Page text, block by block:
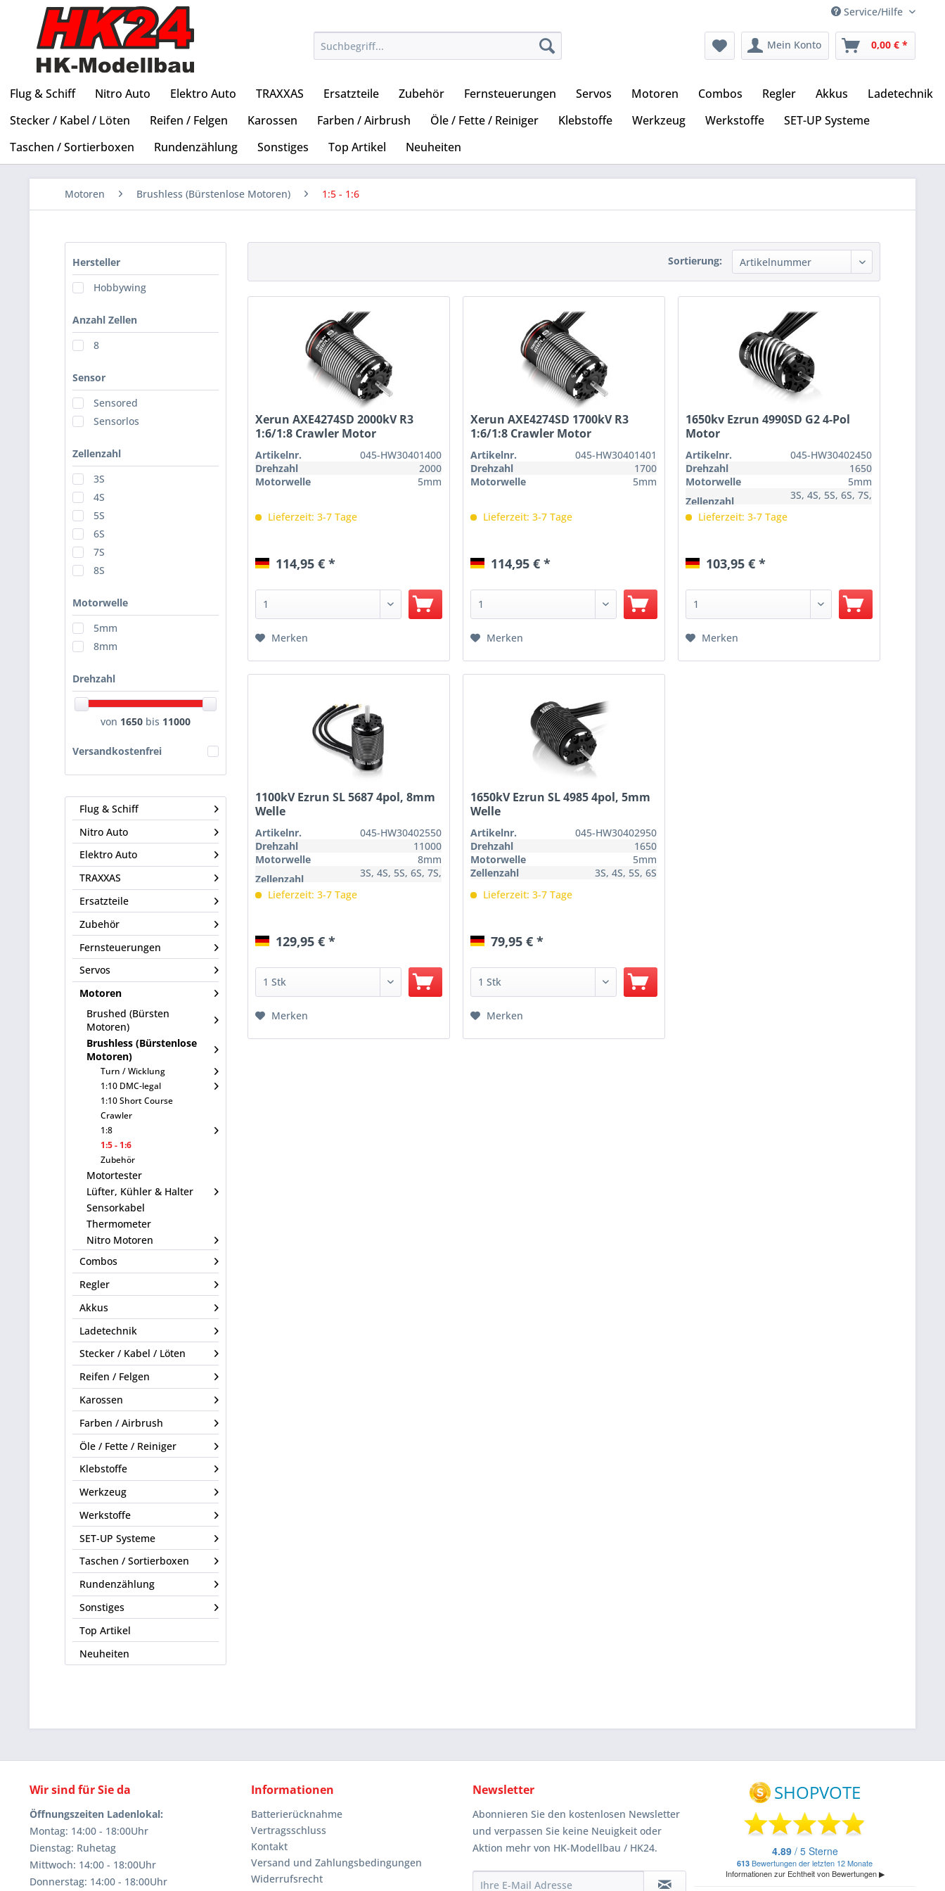
Service/Hilfe
Mein Konto 0,00 € *
Flug & Schiff Nitro Auto Elektro Auto TRAXXAS Ersatzteile Zubehör Fernsteuerungen Servos Motoren Combos Regler Akkus
Ladetechnik
Stecker / Kabel / Löten
Reifen / Felgen Karossen Farben / Airbrush Öle / Fette / Reiniger Klebstoffe Werkzeug Werkstoffe
SET-UP Systeme
Taschen / Sortierboxen
Rundenzählung Sonstiges Top Artikel Neuheiten
Motoren Brushless (Bürstenlose Motoren) 1:5 - 1:6
Hersteller
Hobbywing
Anzahl Zellen
8
Sensor
Sensored
Sensorlos
Zellenzahl
3S
4S
5S
6S
7S
8S
Motorwelle
5mm
8mm
Drehzahl
von 1650 bis 11000
Versandkostenfrei
Flug & Schiff
Nitro Auto
Elektro Auto
TRAXXAS
Ersatzteile
Zubehör
Fernsteuerungen
Servos
Motoren
Brushed (Bürsten
Motoren)
Brushless (Bürstenlose
Motoren)
Turn / Wicklung
1:10 DMC-legal
1:10 Short Course
Crawler
1:8
1:5 - 1:6
Zubehör
Motortester
Lüfter, Kühler & Halter
Sensorkabel
Thermometer
Nitro Motoren
Combos
Regler
Akkus
Ladetechnik
Stecker / Kabel / Löten
Reifen / Felgen
Karossen
Farben / Airbrush
Öle / Fette / Reiniger
Klebstoffe
Werkzeug
Werkstoffe
SET-UP Systeme
Taschen / Sortierboxen
Rundenzählung
Sonstiges
Top Artikel
Neuheiten
Sortierung:
Xerun AXE4274SD 2000kV R3
1:6/1:8 Crawler Motor
Artikelnr.
045-HW30401400
Drehzahl
2000
Motorwelle
5mm
Lieferzeit: 3-7 Tage
114,95 € *
Merken
Xerun AXE4274SD 1700kV R3
1:6/1:8 Crawler Motor
Artikelnr.
045-HW30401401
Drehzahl
1700
Motorwelle
5mm
Lieferzeit: 3-7 Tage
114,95 € *
Merken
1650kv Ezrun 4990SD G2 4-Pol
Motor
Artikelnr.
045-HW30402450
Drehzahl
1650
Motorwelle
5mm
Zellenzahl
3S, 4S, 5S, 6S, 7S,
Lieferzeit: 3-7 Tage
103,95 € *
Merken
1100kV Ezrun SL 5687 4pol, 8mm
Welle
Artikelnr.
045-HW30402550
Drehzahl
11000
Motorwelle
8mm
Zellenzahl
3S, 4S, 5S, 6S, 7S,
Lieferzeit: 3-7 Tage
129,95 € *
Merken
1650kV Ezrun SL 4985 4pol, 5mm
Welle
Artikelnr.
045-HW30402950
Drehzahl
1650
Motorwelle
5mm
Zellenzahl
3S, 4S, 5S, 6S
Lieferzeit: 3-7 Tage
79,95 € *
Merken
Wir sind für Sie da
Öffnungszeiten Ladenlokal:
Montag: 14:00 - 18:00Uhr
Dienstag: Ruhetag
Mittwoch: 14:00 - 18:00Uhr
Donnerstag: 14:00 - 18:00Uhr
Informationen
Batterierücknahme
Vertragsschluss
Kontakt
Versand und Zahlungsbedingungen
Widerrufsrecht
Newsletter
Abonnieren Sie den kostenlosen Newsletter
und verpassen Sie keine Neuigkeit oder
Aktion mehr von HK-Modellbau / HK24.